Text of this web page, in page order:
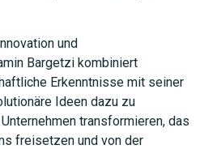
und
Bargetzi kombiniert
Erkenntnisse mit seiner
Ideen dazu zu
transformieren, das
freisetzen und von der